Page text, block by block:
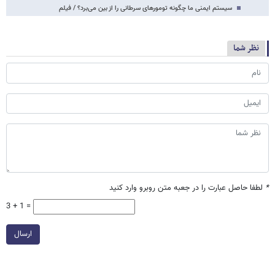
سیستم ایمنی ما چگونه تومورهای سرطانی را از بین می‌برد؟ / فیلم
نظر شما
* لطفا حاصل عبارت را در جعبه متن روبرو وارد کنید
3 + 1 =
ارسال